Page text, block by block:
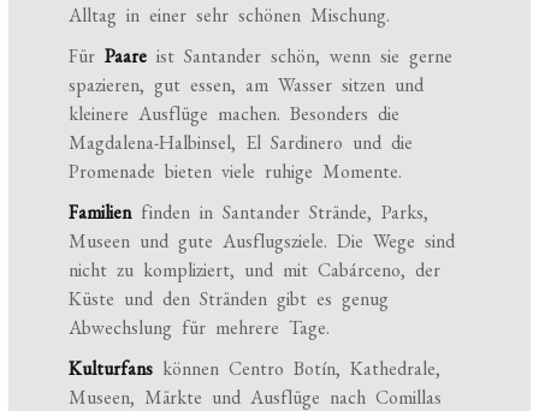
Alltag in einer sehr schönen Mischung.
FürPaare ist Santander schön, wenn sie gerne
spazieren, gut essen, am Wasser sitzen und
kleinere Ausflüge machen. Besonders die
Magdalena-Halbinsel, El Sardinero und die
Promenade bieten viele ruhige Momente.
Familienfinden in Santander Strände, Parks,
Museen und gute Ausflugsziele. Die Wege sind
nicht zu kompliziert, und mit Cabárceno, der
Küste und den Stränden gibt es genug
Abwechslung für mehrere Tage.
Kulturfans können Centro Botín, Kathedrale,
Museen, Märkte und Ausflüge nach Comillas